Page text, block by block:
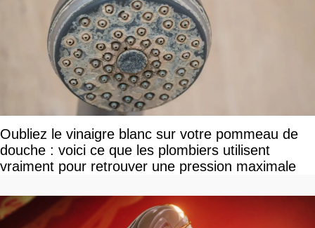
Oubliez le vinaigre blanc sur votre pommeau de
douche : voici ce que les plombiers utilisent
vraiment pour retrouver une pression maximale